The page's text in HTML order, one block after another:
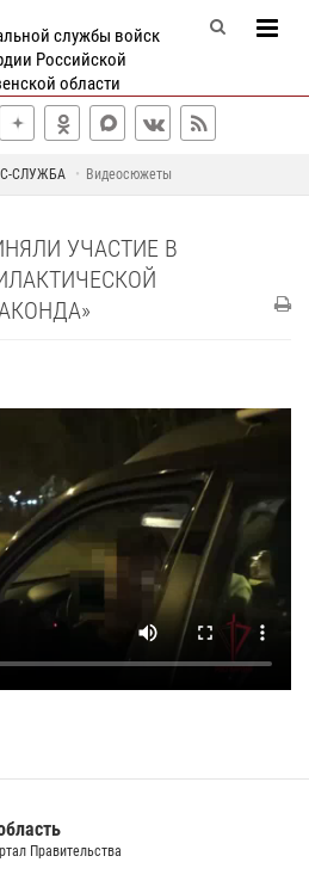
службы войск
Российской
области
СЛУЖБА Видеосюжеты
УЧАСТИЕ В